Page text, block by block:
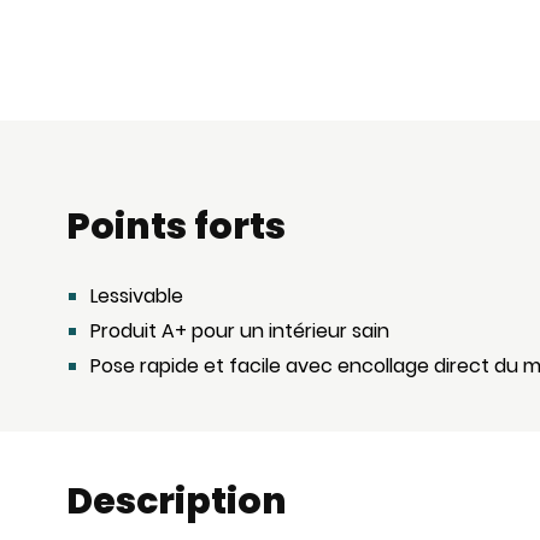
Points forts
Lessivable
Produit A+ pour un intérieur sain
Pose rapide et facile avec encollage direct du
Description